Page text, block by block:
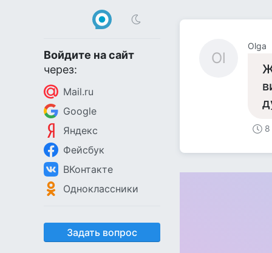
Войдите на сайт
через:
Mail.ru
Google
Яндекс
Фейсбук
ВКонтакте
Одноклассники
Задать вопрос
Ol
Olga
8